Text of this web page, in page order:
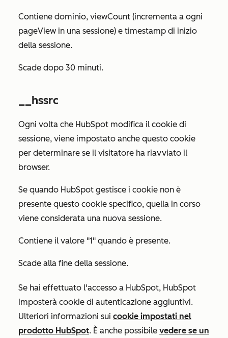
Contiene dominio, viewCount (incrementa a ogni
pageView in una sessione) e timestamp di inizio
della sessione.
Scade dopo 30 minuti.
__hssrc
Ogni volta che HubSpot modifica il cookie di
sessione, viene impostato anche questo cookie
per determinare se il visitatore ha riavviato il
browser.
Se quando HubSpot gestisce i cookie non è
presente questo cookie specifico, quella in corso
viene considerata una nuova sessione.
Contiene il valore "1" quando è presente.
Scade alla fine della sessione.
Se hai effettuato l'accesso a HubSpot, HubSpot
imposterà cookie di autenticazione aggiuntivi.
Ulteriori informazioni sui cookie impostati nel
prodotto HubSpot. È anche possibile vedere se un